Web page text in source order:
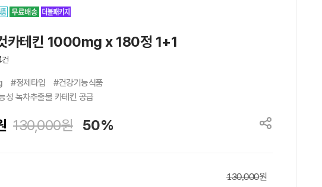
카테킨 1000mg x 180정 1+1
#정제타입　#건강기능식품
성 녹차추출물 카테킨 공급
130,000원 50%
130,000원